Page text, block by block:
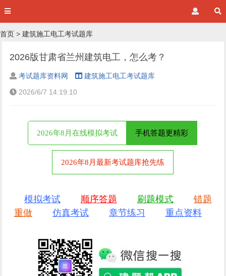
首页 > 建筑施工电工考试题库
2026版甘肃省兰州建筑电工，怎么考？
考试题库资料网
建筑施工电工考试题库
2026/6/7 14:19:10
2026年8月在线模拟考试 手机答题更精彩
2026年8月最新考试题库抢先练
模拟考试 顺序答题 刷题模式
错题
重做
仿真考试 章节练习 重点资料